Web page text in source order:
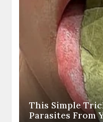
This Simple
Parasites From